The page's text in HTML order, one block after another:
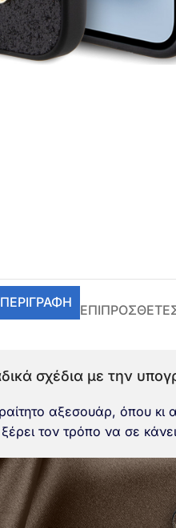
ΠΕΡΙΓΡΑΦΉ
σχέδια με την
αξεσουάρ, όπου
ξέρει τον τρόπο να σε